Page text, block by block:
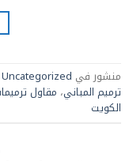
منشور في Uncategorized
ترميم المباني، مقاول
الكويت